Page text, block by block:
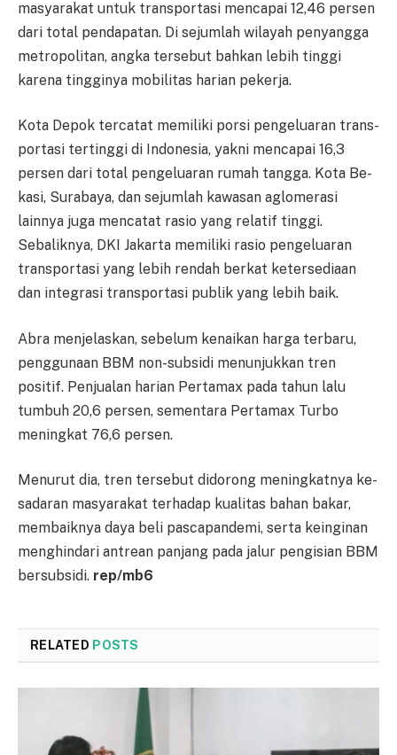
masyarakat un­tuk transportasi mencapai 12,46 persen
dari total pe­n­da­patan. Di sejumlah wilayah pen­yangga
metropolitan, angka ter­se­but bahkan lebih tinggi
karena ti­ngginya mobilitas harian pekerja.
Kota Depok tercatat me­mi­li­ki porsi pengeluaran trans­
por­tasi tertinggi di Indonesia, yakni men­capai 16,3
persen dari total pe­ngeluaran rumah tangga. Kota Be­
kasi, Surabaya, dan sejumlah ka­wasan aglomerasi
lainnya juga me­ncatat rasio yang relatif ti­ng­gi.
Sebaliknya, DKI Jakarta me­mi­liki rasio pengeluaran
tran­s­po­r­tasi yang lebih rendah berkat ke­tersediaan
dan integrasi trans­po­rtasi publik yang lebih baik.
Abra menjelaskan, sebelum ke­naikan harga terbaru,
peng­gu­naan BBM non-subsidi me­nun­jukkan tren
positif. Penjualan ha­rian Pertamax pada tahun lalu
tum­buh 20,6 persen, sementara Per­tamax Turbo
meningkat 76,6 per­sen.
Menurut dia, tren tersebut didorong meningkatnya ke­
sa­dar­an masyarakat terhadap kualitas ba­han bakar,
membaiknya daya be­li pascapandemi, serta kei­ng­in­an
menghindari antrean pan­ja­ng pada jalur pengisian BBM
ber­subsidi. rep/mb6
RELATED POSTS